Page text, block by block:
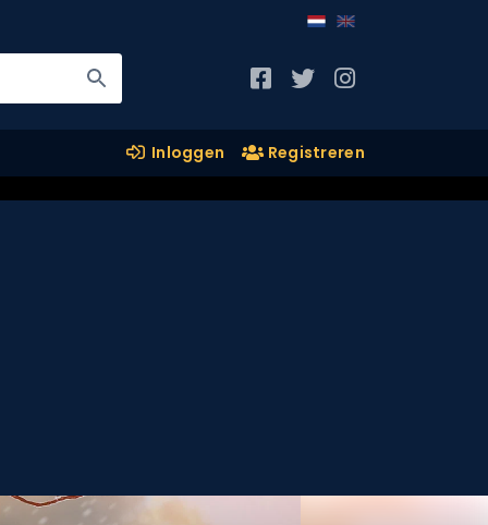
Inloggen Registreren